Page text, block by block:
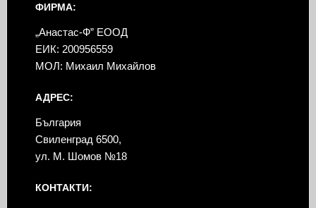
ФИРМА:
„Анастас-Ф” ЕООД
ЕИК: 200956559
МОЛ: Михаил Михайлов
АДРЕС:
България
Свиленград 6500,
ул. М. Шомов №18
КОНТАКТИ: